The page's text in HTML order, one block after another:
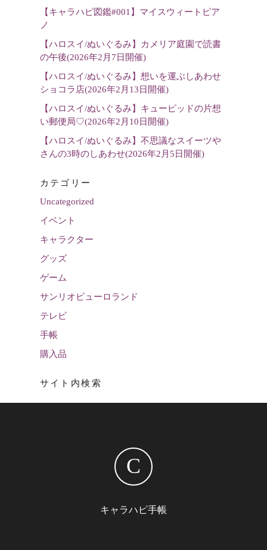
選
【キャラハピ図鑑#001】マイスウィートピア
ノ
【ハロスイ/ぬいぐるみ】カメリア庭園で読書
の午後(2026年2月7日開催)
【ハロスイ/ぬいぐるみ】想いを運ぶしあわせ
ショコラ店(2026年2月13日開催)
【ハロスイ/ぬいぐるみ】キューピッドの片想
い郵便局♡(2026年2月10日開催)
【ハロスイ/ぬいぐるみ】不思議なスイーツや
さんの3時のしあわせ(2026年2月5日開催)
カテゴリー
Uncategorized
イベント
キャラクター
グッズ
ゲーム
サンリオピューロランド
テレビ
手帳
購入品
サイト内検索
C
キャラハピ手帳